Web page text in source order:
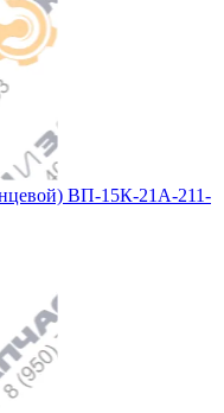
ВП-15К-21А-211-